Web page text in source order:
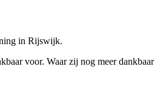
in Rijswijk.
voor. Waar zij nog meer dankbaar